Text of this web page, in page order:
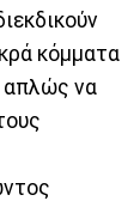
κόμματα
απλώς να